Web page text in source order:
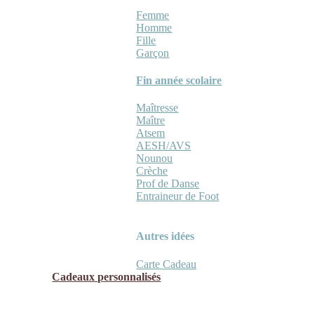
Femme
Homme
Fille
Garçon
Fin année scolaire
Maîtresse
Maître
Atsem
AESH/AVS
Nounou
Crèche
Prof de Danse
Entraineur de Foot
Autres idées
Carte Cadeau
Cadeaux personnalisés